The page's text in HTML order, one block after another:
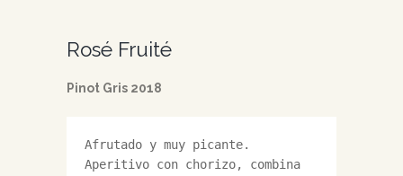
Rosé Fruité
Pinot Gris 2018
Afrutado y muy picante.
Aperitivo con chorizo, combina